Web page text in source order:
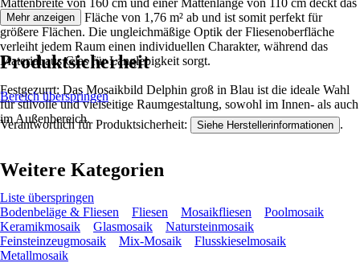
Mattenbreite von 160 cm und einer Mattenlänge von 110 cm deckt das
Mosaikbild eine Fläche von 1,76 m² ab und ist somit perfekt für
größere Flächen. Die ungleichmäßige Optik der Fliesenoberfläche
verleiht jedem Raum einen individuellen Charakter, während das
Material aus Glas für Langlebigkeit sorgt.
Festgezurrt: Das Mosaikbild Delphin groß in Blau ist die ideale Wahl
für stilvolle und vielseitige Raumgestaltung, sowohl im Innen- als auch
im Außenbereich.
Mehr anzeigen
Produktsicherheit
Bereich überspringen
Verantwortlich für Produktsicherheit: Siehe Herstellerinformationen .
Weitere Kategorien
Liste überspringen
Bodenbeläge & Fliesen
Fliesen Mosaikfliesen
Poolmosaik
Keramikmosaik
Glasmosaik
Natursteinmosaik
Feinsteinzeugmosaik
Mix-Mosaik
Flusskieselmosaik
Metallmosaik